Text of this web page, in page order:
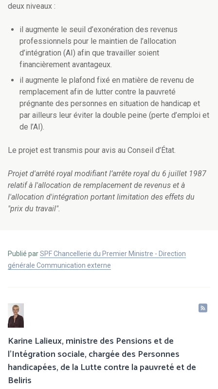
deux niveaux :
il augmente le seuil d’exonération des revenus
professionnels pour le maintien de l’allocation
d’intégration (AI) afin que travailler soient
financièrement avantageux.
il augmente le plafond fixé en matière de revenu de
remplacement afin de lutter contre la pauvreté
prégnante des personnes en situation de handicap et
par ailleurs leur éviter la double peine (perte d’emploi et
de l’AI).
Le projet est transmis pour avis au Conseil d’État.
Projet d'arrêté royal modifiant l’arrête royal du 6 juillet 1987
relatif à l'allocation de remplacement de revenus et à
l'allocation d'intégration portant limitation des effets du
"prix du travail".
Publié parSPF Chancellerie du Premier Ministre - Direction
générale Communication externe
Karine Lalieux, ministre des Pensions et de
l’Intégration sociale, chargée des Personnes
handicapées, de la Lutte contre la pauvreté et de
Beliris